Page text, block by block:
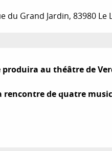
du Grand Jardin, 83980 Le
produira au théâtre de
rencontre de quatre